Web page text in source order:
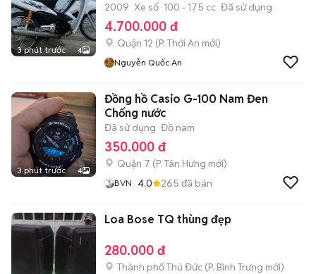
3 phút trước 4
2009 Xe số 100 - 175 cc Đã sử dụng
4.700.000 đ
Quận 12 (P. Thới An mới)
Nguyễn Quốc An
3 phút trước 4
Đồng hồ Casio G-100 Nam Đen
Chống nước
Đã sử dụng Đồ nam
350.000 đ
Quận 7 (P. Tân Hưng mới)
BVN 4.0 265 đã bán
Loa Bose TQ thùng đẹp
280.000 đ
Thành phố Thủ Đức (P. Bình Trưng mới)